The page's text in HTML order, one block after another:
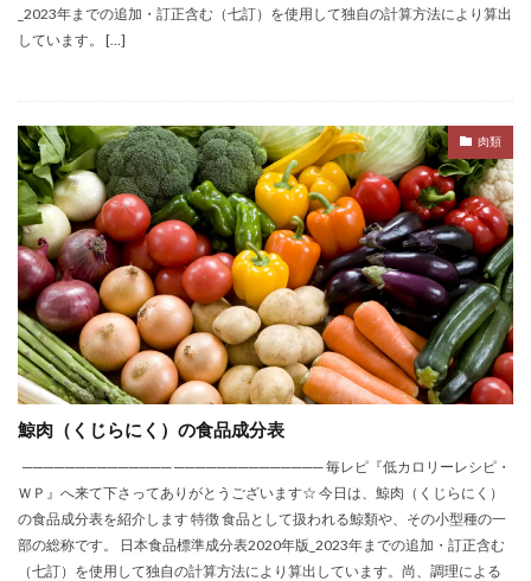
_2023年までの追加・訂正含む（七訂）を使用して独自の計算方法により算出
しています。 […]
肉類
鯨肉（くじらにく）の食品成分表
────────────── ────────────── 毎レピ『低カロリーレシピ・
ＷＰ』へ来て下さってありがとうございます☆ 今日は、鯨肉（くじらにく）
の食品成分表を紹介します 特徴 食品として扱われる鯨類や、その小型種の一
部の総称です。 日本食品標準成分表2020年版_2023年までの追加・訂正含む
（七訂）を使用して独自の計算方法により算出しています。尚、調理による